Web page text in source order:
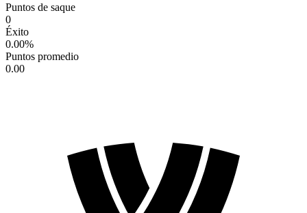
Puntos de saque
0
Éxito
0.00%
Puntos promedio
0.00